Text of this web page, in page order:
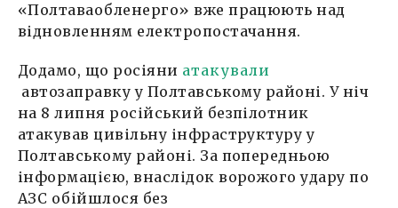
«Полтаваобленерго» вже працюють над
відновленням електропостачання.
Додамо, що росіяни атакували
автозаправку у Полтавському районі. У ніч
на 8 липня російський безпілотник
атакував цивільну інфраструктуру у
Полтавському районі. За попередньою
інформацією, внаслідок ворожого удару по
АЗС обійшлося без